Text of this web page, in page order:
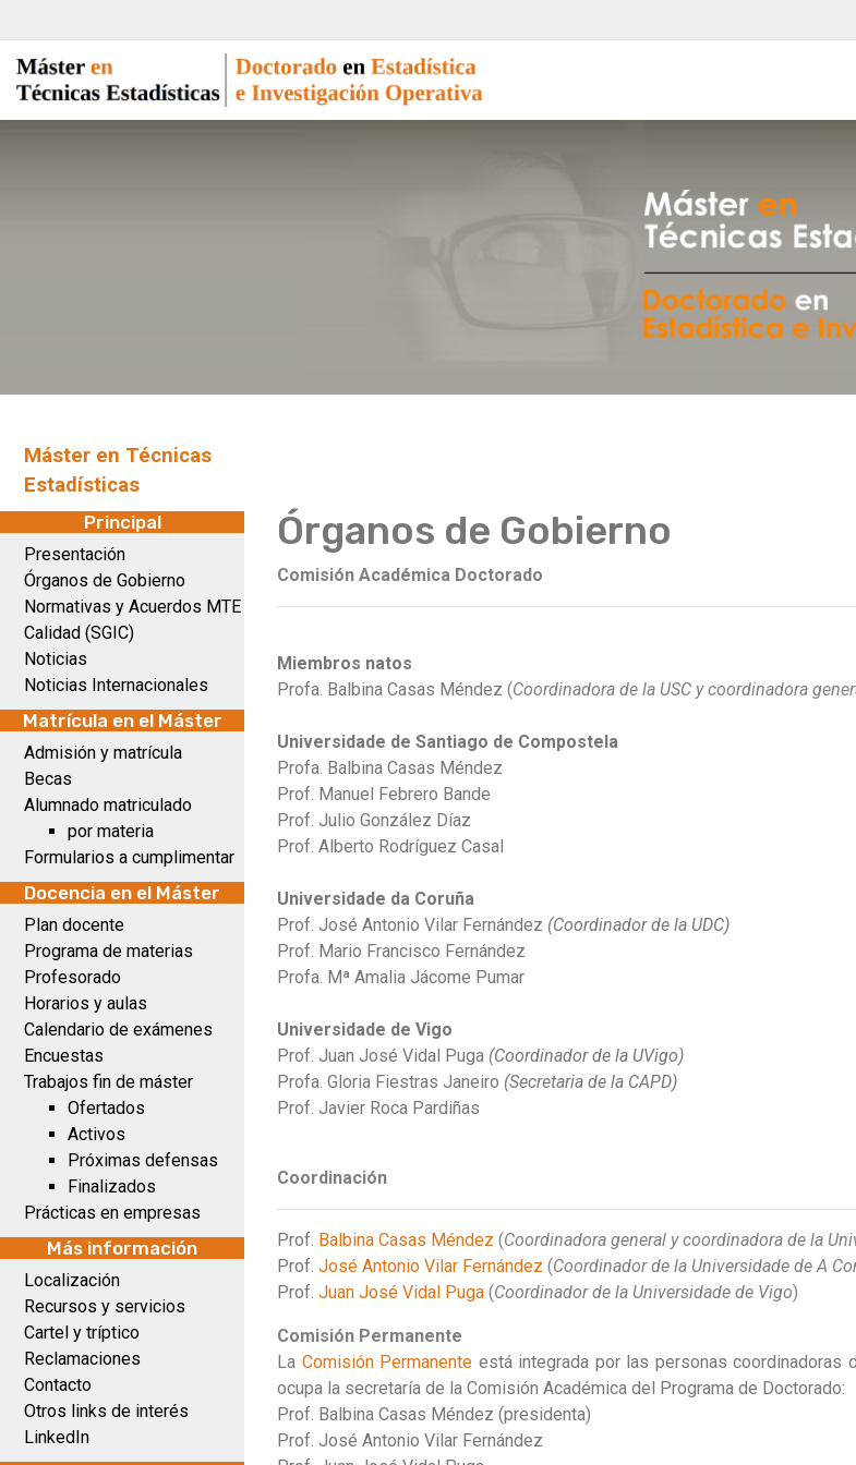
Máster en Técnicas
Estadísticas
Principal
Presentación
Órganos de Gobierno
Normativas y Acuerdos MTE
Calidad (SGIC)
Noticias
Noticias Internacionales
Matrícula en el Máster
Admisión y matrícula
Becas
Alumnado matriculado
por materia
Formularios a cumplimentar
Docencia en el Máster
Plan docente
Programa de materias
Profesorado
Horarios y aulas
Calendario de exámenes
Encuestas
Trabajos fin de máster
Ofertados
Activos
Próximas defensas
Finalizados
Prácticas en empresas
Más información
Localización
Recursos y servicios
Cartel y tríptico
Reclamaciones
Contacto
Otros links de interés
LinkedIn
Órganos de Gobierno
Comisión Académica Doctorado
Miembros natos
Profa. Balbina Casas Méndez (Coordinadora de la USC y coordinadora
Universidade de Santiago de Compostela
Profa. Balbina Casas Méndez
Prof. Manuel Febrero Bande
Prof. Julio González Díaz
Prof. Alberto Rodríguez Casal
Universidade da Coruña
Prof. José Antonio Vilar Fernández (Coordinador de la UDC)
Prof. Mario Francisco Fernández
Profa. Mª Amalia Jácome Pumar
Universidade de Vigo
Prof. Juan José Vidal Puga (Coordinador de la UVigo)
Profa. Gloria Fiestras Janeiro (Secretaria de la CAPD)
Prof. Javier Roca Pardiñas
Coordinación
Prof. Balbina Casas Méndez (Coordinadora general y coordinadora de la
Prof. José Antonio Vilar Fernández (Coordinador de la Universidade de A
Prof. Juan José Vidal Puga (Coordinador de la Universidade de Vigo)
Comisión Permanente
La Comisión Permanente está integrada por las personas
ocupa la secretaría de la Comisión Académica del Programa de Doctorado:
Prof. Balbina Casas Méndez (presidenta)
Prof. José Antonio Vilar Fernández